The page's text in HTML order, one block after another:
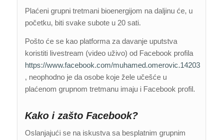
Plaćeni grupni tretmani bioenergijom na daljinu će, u
početku, biti svake subote u 20 sati.
Pošto će se kao platforma za davanje uputstva
koristiti livestream (video uživo) od Facebook profila
https://www.facebook.com/muhamed.omerovic.14203
, neophodno je da osobe koje žele učešće u
plaćenom grupnom tretmanu imaju i Facebook profil.
Kako i zašto Facebook?
Oslanjajući se na iskustva sa besplatnim grupnim